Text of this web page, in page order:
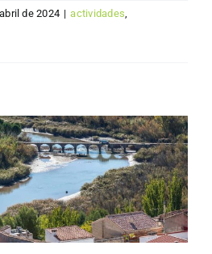
de 2024 | actividades